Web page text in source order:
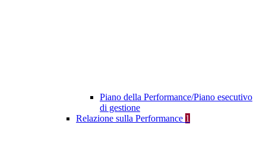
Piano della Performance/Piano esecutivo
di gestione
Relazione sulla Performance 1